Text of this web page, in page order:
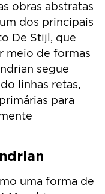
obras abstratas
dos principais
De Stijl, que
meio de formas
segue
linhas retas,
para
uma forma de